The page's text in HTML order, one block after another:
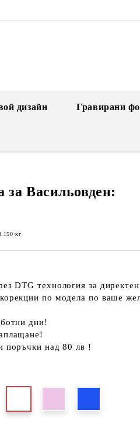
дизайн Гравирани
за Васильовден:
кг
DTG технология за
по модела по ваше
дни!
поръчки над 80 лв !